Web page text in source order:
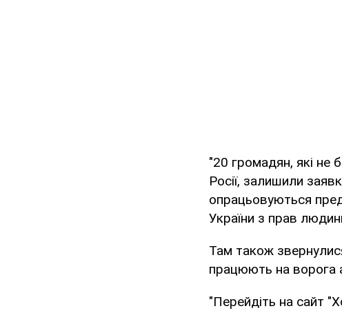
"20 громадян, які не
Росії, залишили
опрацьовуються
України з прав
Там також
працюють на ворога
"Перейдіть на сайт